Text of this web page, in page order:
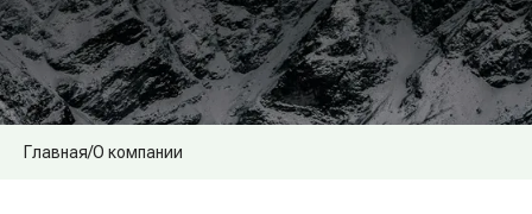
Главная/O компании